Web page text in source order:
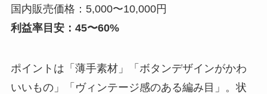
国内販売価格：5,000〜10,000円
利益率目安：45〜60%
ポイントは「薄手素材」「ボタンデザインがかわ
いいもの」「ヴィンテージ感のある編み目」。状